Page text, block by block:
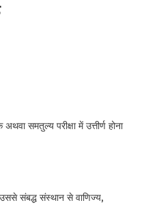
अथवा समतुल्य परीक्षा में उत्तीर्ण होना
उससे संबद्ध संस्थान से वाणिज्य,